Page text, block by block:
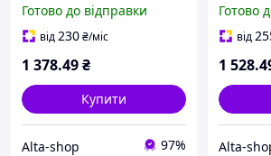
100 (30шт/уп.) ТМ
КРЕПТЕХ
Готово до відправки
від230₴/міс
1 378.49₴
Купити
Alta-shop 97%
ТМ
Готово
від
1 528
Alta-